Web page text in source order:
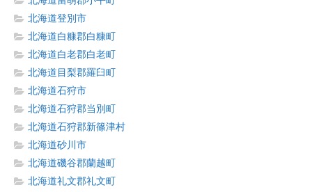
北海道登別市
北海道白糠郡白糠町
北海道白老郡白老町
北海道目梨郡羅臼町
北海道石狩市
北海道石狩郡当別町
北海道石狩郡新篠津村
北海道砂川市
北海道磯谷郡蘭越町
北海道礼文郡礼文町